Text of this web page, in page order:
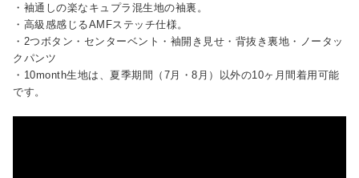
・袖通しの楽なキュプラ混生地の袖裏。
・高級感感じるAMFステッチ仕様。
・2つボタン・センターベント・袖開き見せ・背抜き裏地・ノータッ
クパンツ
・10month生地は、夏季期間（7月・8月）以外の10ヶ月間着用可能
です。